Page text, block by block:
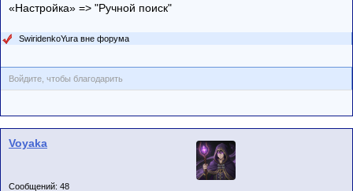
«Настройка» => "Ручной поиск"
SwiridenkoYura вне форума
Войдите, чтобы благодарить
Voyaka
Сообщений: 48